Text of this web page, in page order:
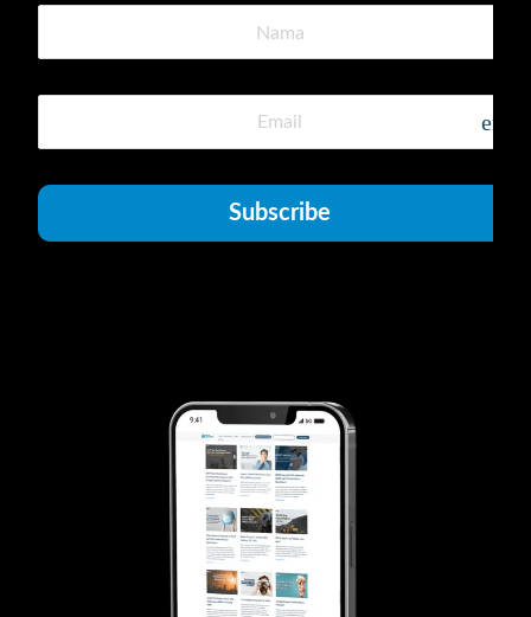
Subscribe